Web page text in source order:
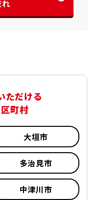
ただける
町村
大垣市
多治見市
中津川市